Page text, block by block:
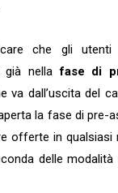
che gli
già nellafase di
va dall’uscita del
la fase di pre-
offerte in qualsiasi
delle modalità